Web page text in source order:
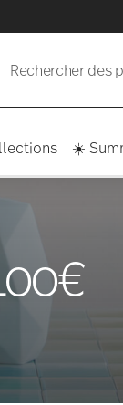
Rechercher des
☀️